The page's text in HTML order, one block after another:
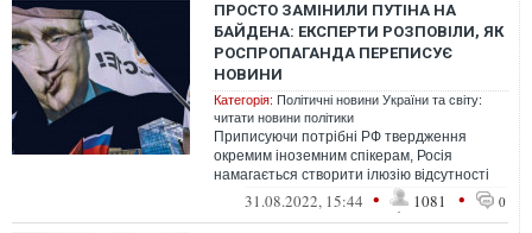
ПРОСТО ЗАМІНИЛИ ПУТІНА НА
БАЙДЕНА: ЕКСПЕРТИ РОЗПОВІЛИ, ЯК
РОСПРОПАГАНДА ПЕРЕПИСУЄ
НОВИНИ
Категорія: Політичні новини України та світу:
читати новини політики
Приписуючи потрібні РФ твердження
окремим іноземним спікерам, Росія
намагається створити ілюзію відсутності
підтримки України.
31.08.2022, 15:44 • 1081 • 0